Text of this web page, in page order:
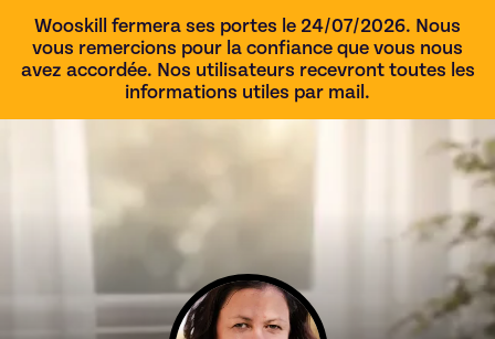
Wooskill fermera ses portes le 24/07/2026. Nous
vous remercions pour la confiance que vous nous
avez accordée. Nos utilisateurs recevront toutes les
informations utiles par mail.